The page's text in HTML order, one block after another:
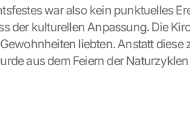
war also kein punktuelles
der kulturellen Anpassung. Die
liebten. Anstatt diese
aus dem Feiern der Naturzyklen